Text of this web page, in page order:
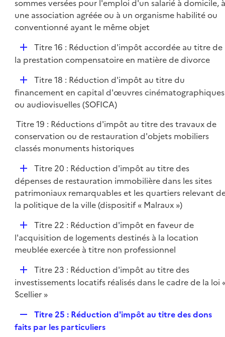
p
l
r
sommes versées pour l'emploi d'un salarié à domicile, à
une association agréée ou à un organisme habilité ou
conventionné ayant le même objet
D
é
i
e
Titre 16 : Réduction d'impôt accordée au titre de
la prestation compensatoire en matière de divorce
D
é
p
i
e
r
Titre 18 : Réduction d'impôt au titre du
financement en capital d'œuvres cinématographiques
ou audiovisuelles (SOFICA)
Titre 19 : Réductions d'impôt au titre des travaux de
conservation ou de restauration d'objets mobiliers
classés monuments historiques
D
é
p
l
r
Titre 20 : Réduction d'impôt au titre des
dépenses de restauration immobilière dans les sites
patrimoniaux remarquables et les quartiers relevant
la politique de la ville (dispositif « Malraux »)
D
é
p
e
r
Titre 22 : Réduction d'impôt en faveur de
l'acquisition de logements destinés à la location
meublée exercée à titre non professionnel
D
é
p
e
Titre 23 : Réduction d'impôt au titre des
investissements locatifs réalisés dans le cadre de la loi
Scellier »
e
Titre 25 : Réduction d'impôt au titre des dons
faits par les particuliers